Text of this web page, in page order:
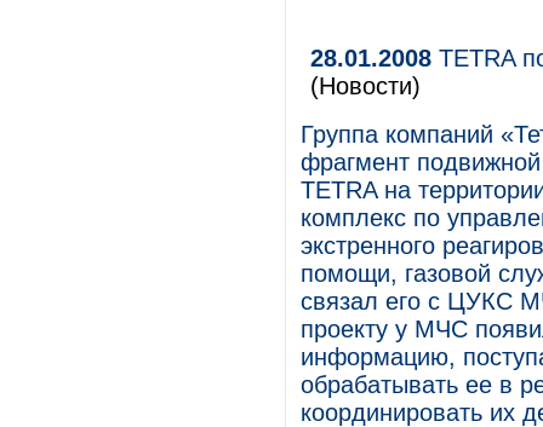
28.01.2008 TETRA
(Новости)
Группа компаний
фрагмент подвижной
TETRA на
комплекс по
экстренного
помощи, газовой
связал его с ЦУКС
проекту у МЧС
информацию,
обрабатывать ее в
координировать их